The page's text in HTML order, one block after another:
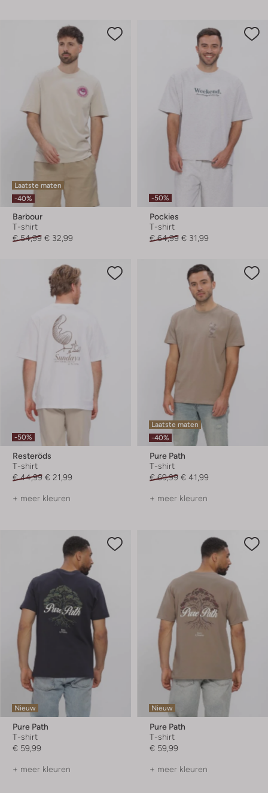
Laatste maten
-40%
Barbour
T-shirt
€ 54,99 € 32,99
-50%
Pockies
T-shirt
€ 64,99 € 31,99
-50%
Resteröds
T-shirt
€ 44,99 € 21,99
+ meer kleuren
Laatste maten
-40%
Pure Path
T-shirt
€ 69,99 € 41,99
+ meer kleuren
Nieuw
Pure Path
T-shirt
€ 59,99
+ meer kleuren
Nieuw
Pure Path
T-shirt
€ 59,99
+ meer kleuren